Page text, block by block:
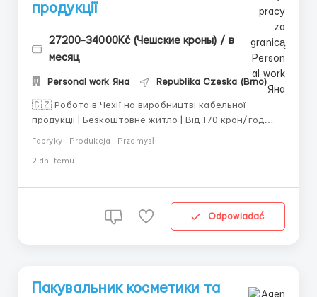
продукції
27200-34000Kč (Чешские кроны) / в
месяц
Personal work Яна Republika Czeska (Brno)
🇨🇿 Робота в Чехії на виробництві кабельної
продукції | Безкоштовне житло | Від 170 крон/год
Запрошуємо чоловіків, жінок та сімейні пари на
Робота не потребує досвіду, офіційне
Fabryky - Produkcja - Przemysł
2 dni temu
Odpowiadać
Пакувальник косметики та